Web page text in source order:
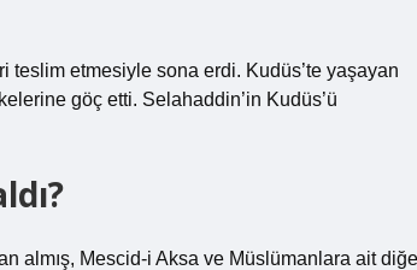
teslim etmesiyle sona erdi. Kudüs’te yaşayan
göç etti. Selahaddin’in Kudüs’ü
almış, Mescid-i Aksa ve Müslümanlara ait